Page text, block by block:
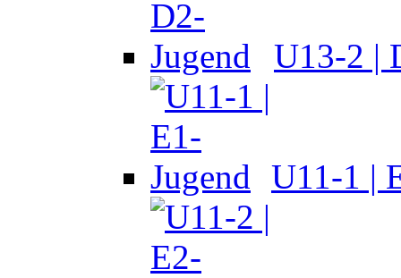
U13-2 |
U11-1 |